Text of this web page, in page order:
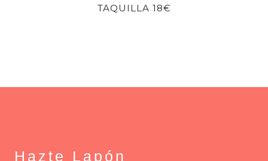
TAQUILLA 18€
Hazte Lapón